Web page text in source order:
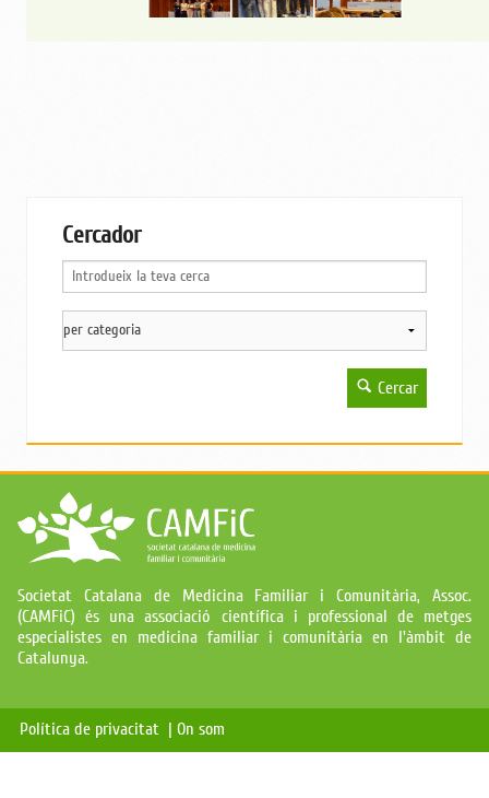
Cercador
Cercar
Societat Catalana de Medicina Familiar i Comunitària, Assoc.
(CAMFiC) és una associació científica i professional de metges
especialistes en medicina familiar i comunitària en l'àmbit de
Catalunya.
Política de privacitat | On som